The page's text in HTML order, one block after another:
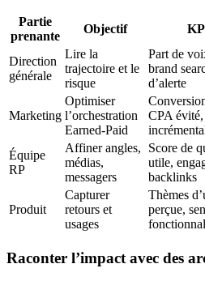
Partie
prenante
Objectif
Direction
générale
Lire la
trajectoire et le
risque
Part de
brand
d’alerte
Marketing
Optimiser
l’orchestration
Earned-Paid
CPA
Équipe
RP
Affiner angles,
médias,
messagers
Score de
utile,
backlinks
Produit
Capturer
retours et
usages
Thèmes
perçue,
Raconter l’impact avec des